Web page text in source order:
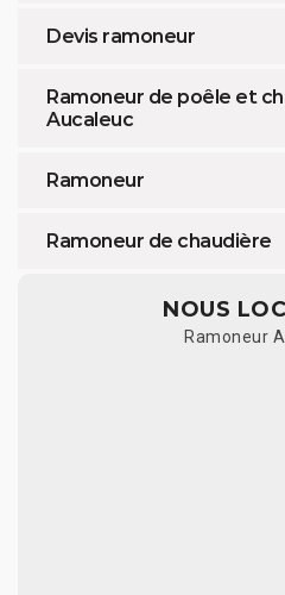
Devis ramoneur
Ramoneur de poêle et
Aucaleuc
Ramoneur
Ramoneur de chaudière
NOUS
Ramoneur